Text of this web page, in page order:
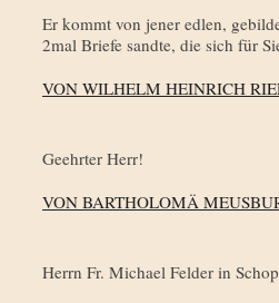
Er kommt von jener edlen,
2mal Briefe sandte, die sich für
VON WILHELM HEINRICH
Geehrter Herr!
VON BARTHOLOMÄ
Herrn Fr. Michael Felder in